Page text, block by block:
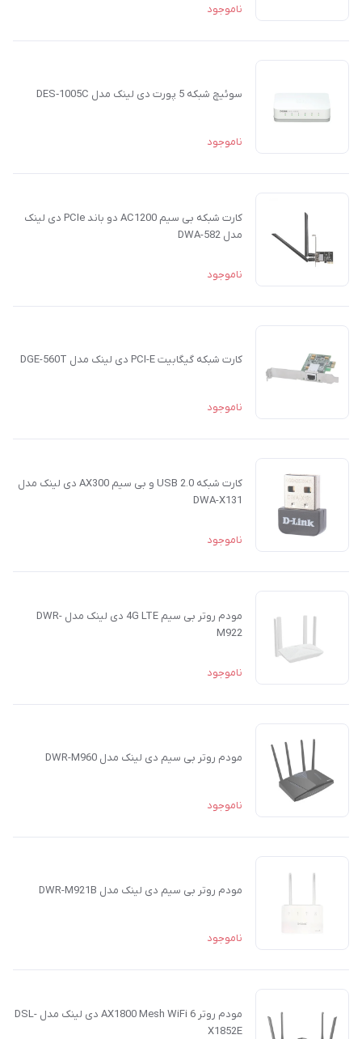
ناموجود
سوئیچ شبکه 5 پورت دی لینک مدل DES‑1005C
ناموجود
کارت شبکه بی سیم AC1200 دو باند PCIe دی لینک
مدل DWA-582
ناموجود
کارت شبکه گیگابیت PCI-E دی لینک مدل DGE-560T
ناموجود
کارت شبکه USB 2.0 و بی‌ سیم AX300 دی لینک مدل
DWA-X131
ناموجود
مودم روتر بی سیم 4G LTE دی لینک مدل DWR-
M922
ناموجود
مودم روتر بی سیم دی لینک مدل DWR-M960
ناموجود
مودم روتر بی سیم دی لینک مدل DWR-M921B
ناموجود
مودم روتر AX1800 Mesh WiFi 6 دی لینک مدل DSL-
X1852E